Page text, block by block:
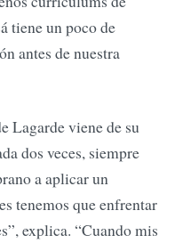
tiene un poco de
antes de nuestra
Lagarde viene de su
dos veces, siempre
a aplicar un
tenemos que enfrentar
explica. “Cuando mis